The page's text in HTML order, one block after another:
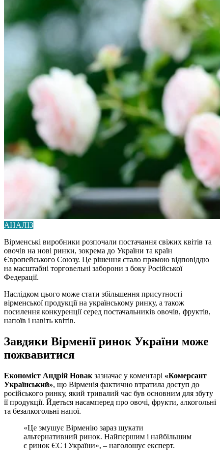
АНАЛІЗ
Вірменські виробники розпочали постачання свіжих квітів та
овочів на нові ринки, зокрема до України та країн
Європейського Союзу. Це рішення стало прямою відповіддю
на масштабні торговельні заборони з боку Російської
Федерації.
Наслідком цього може стати збільшення присутності
вірменської продукції на українському ринку, а також
посилення конкуренції серед постачальників овочів, фруктів,
напоїв і навіть квітів.
Завдяки Вірменії ринок України може
пожвавитися
Економіст Андрій Новак зазначає у коментарі «Комерсант
Український», що Вірменія фактично втратила доступ до
російського ринку, який тривалий час був основним для збуту
її продукції. Йдеться насамперед про овочі, фрукти, алкогольні
та безалкогольні напої.
«Це змушує Вірменію зараз шукати
альтернативний ринок. Найпершим і найбільшим
є ринок ЄС і України», – наголошує експерт.